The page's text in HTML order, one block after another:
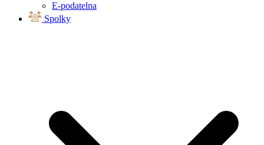
E-podatelna
Spolky